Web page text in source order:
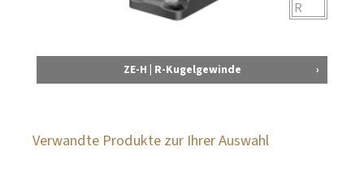
R
ZE-H | R-Kugelgewinde
Verwandte Produkte zur Ihrer Auswahl